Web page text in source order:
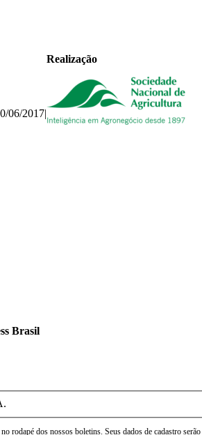
06/2017|
Realização
Brasil
rodapé dos nossos boletins. Seus dados de cadastro